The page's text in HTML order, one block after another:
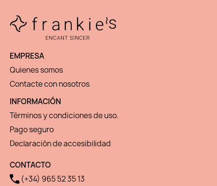
EMPRESA
Quienes somos
Contacte con nosotros
INFORMACIÓN
Términos y condiciones de uso.
Pago seguro
Declaración de accesibilidad
CONTACTO
(+34) 965 52 35 13